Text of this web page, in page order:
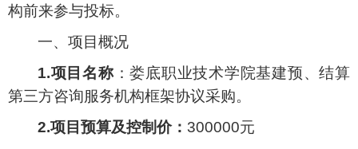
构前来参与投标。
一、 项目概况
1.项目名称：娄底职业技术学院基建预、结算
第三方咨询服务机构框架协议采购。
2.项目预算及控制价： 300000元